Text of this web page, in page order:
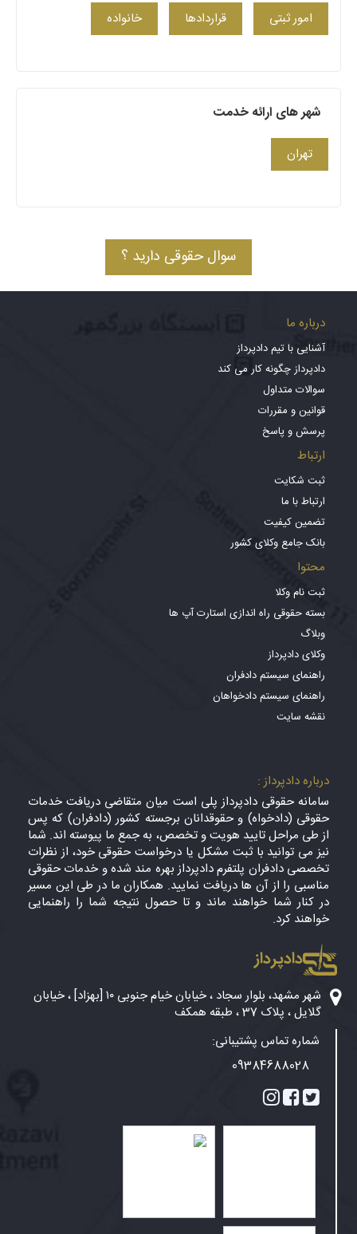
امور ثبتی قراردادها خانواده
شهر های ارائه خدمت
تهران
سوال حقوقی دارید ؟
درباره ما
آشنایی با تیم دادپرداز
دادپرداز چگونه کار می کند
سوالات متداول
قوانین و مقررات
پرسش و پاسخ
ارتباط
ثبت شکایت
ارتباط با ما
تضمین کیفیت
بانک جامع وکلای کشور
محتوا
ثبت نام وکلا
بسته حقوقی راه اندازی استارت آپ ها
وبلاگ
وکلای دادپرداز
راهنمای سیستم دادفران
راهنمای سیستم دادخواهان
نقشه سایت
درباره دادپرداز :
سامانه حقوقی دادپرداز پلی است میان متقاضی دریافت خدمات
حقوقی (دادخواه) و حقوقدانان برجسته کشور (دادفران) که پس
از طی مراحل تایید هویت و تخصص، به جمع ما پیوسته اند. شما
نیز می توانید با ثبت مشکل یا درخواست حقوقی خود، از نظرات
تخصصی دادفران پلتفرم دادپرداز بهره مند شده و خدمات حقوقی
مناسبی را از آن ها دریافت نمایید. همکاران ما در طی این مسیر
در کنار شما خواهند ماند و تا حصول نتیجه شما را راهنمایی
خواهند کرد.
دادپرداز
شهر مشهد، بلوار سجاد ، خیابان خیام جنوبی ۱۰ [بهزاد] ، خیابان
گلایل ، پلاک 37 ، طبقه همکف
شماره تماس پشتیبانی:
09384688028